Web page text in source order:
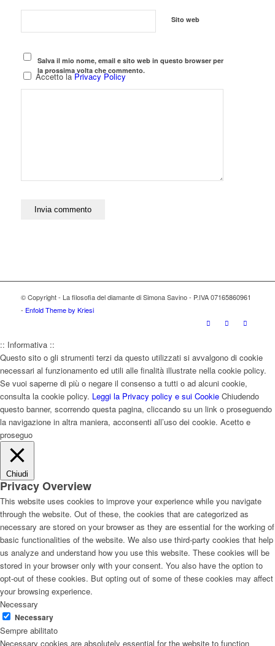
Sito web
Salva il mio nome, email e sito web in questo browser per
la prossima volta che commento.
Accetto laPrivacy Policy
© Copyright - La filosofia del diamante di Simona Savino - P.IVA 07165860961
- Enfold Theme by Kriesi
:: Informativa ::
Questo sito o gli strumenti terzi da questo utilizzati si avvalgono di cookie
necessari al funzionamento ed utili alle finalità illustrate nella cookie policy.
Se vuoi saperne di più o negare il consenso a tutti o ad alcuni cookie,
consulta la cookie policy. Leggi la Privacy policy e sui Cookie Chiudendo
questo banner, scorrendo questa pagina, cliccando su un link o proseguendo
la navigazione in altra maniera, acconsenti all’uso dei cookie. Acetto e
proseguo
Chiudi
Privacy Overview
This website uses cookies to improve your experience while you navigate
through the website. Out of these, the cookies that are categorized as
necessary are stored on your browser as they are essential for the working of
basic functionalities of the website. We also use third-party cookies that help
us analyze and understand how you use this website. These cookies will be
stored in your browser only with your consent. You also have the option to
opt-out of these cookies. But opting out of some of these cookies may affect
your browsing experience.
Necessary
Necessary
Sempre abilitato
Necessary cookies are absolutely essential for the website to function